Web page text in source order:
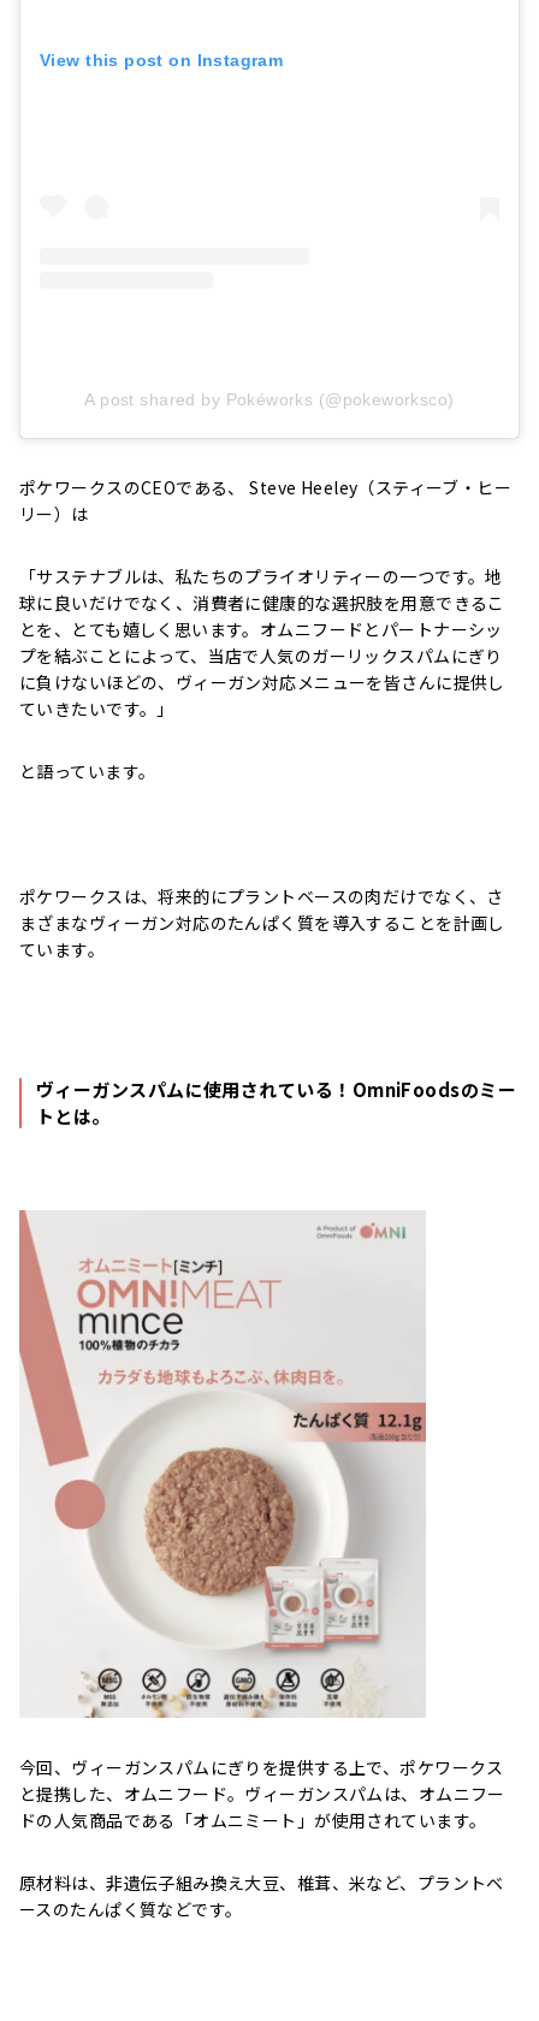
View this post on Instagram
A post shared by Pokéworks (@pokeworksco)
ポケワークスのCEOである、 Steve Heeley（スティーブ・ヒー
リー）は
「サステナブルは、私たちのプライオリティーの一つです。地
球に良いだけでなく、消費者に健康的な選択肢を用意できるこ
とを、とても嬉しく思います。オムニフードとパートナーシッ
プを結ぶことによって、当店で人気のガーリックスパムにぎり
に負けないほどの、ヴィーガン対応メニューを皆さんに提供し
ていきたいです。」
と語っています。
ポケワークスは、将来的にプラントベースの肉だけでなく、さ
まざまなヴィーガン対応のたんぱく質を導入することを計画し
ています。
ヴィーガンスパムに使用されている！OmniFoodsのミー
トとは。
今回、ヴィーガンスパムにぎりを提供する上で、ポケワークス
と提携した、オムニフード。ヴィーガンスパムは、オムニフー
ドの人気商品である「オムニミート」が使用されています。
原材料は、非遺伝子組み換え大豆、椎茸、米など、プラントベ
ースのたんぱく質などです。